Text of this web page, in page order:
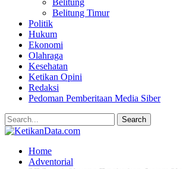
Belitung
Belitung Timur
Politik
Hukum
Ekonomi
Olahraga
Kesehatan
Ketikan Opini
Redaksi
Pedoman Pemberitaan Media Siber
Home
Adventorial